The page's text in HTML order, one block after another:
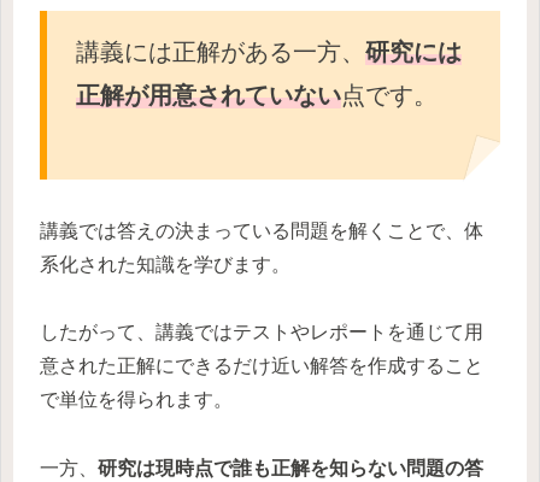
講義には正解がある一方、 研究には
正解が用意されていない点です。
講義では答えの決まっている問題を解くことで、体
系化された知識を学びます。
したがって、講義ではテストやレポートを通じて用
意された正解にできるだけ近い解答を作成すること
で単位を得られます。
一方、 研究は現時点で誰も正解を知らない問題の答